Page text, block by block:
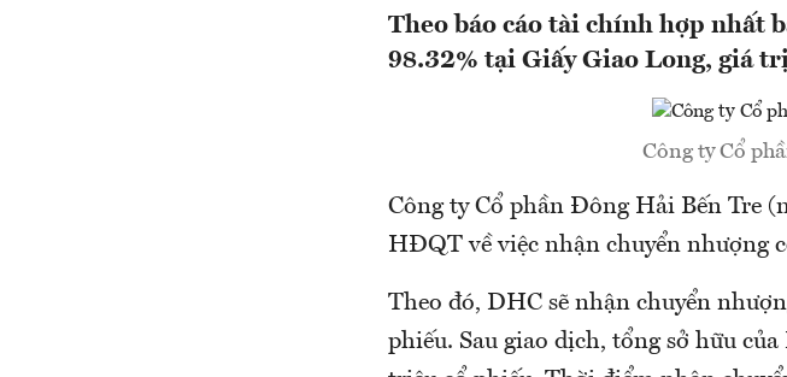
Theo báo cáo tài chính hợp nhất
98.32% tại Giấy Giao Long, giá
Công ty Cổ
Công ty Cổ phần Đông Hải Bến Tre
HĐQT về việc nhận chuyển nhượng
Theo đó, DHC sẽ nhận chuyển
phiếu. Sau giao dịch, tổng sở hữu